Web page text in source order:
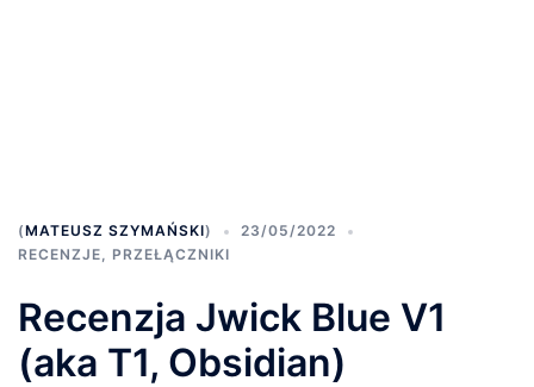
(MATEUSZ SZYMAŃSKI)
23/05/2022
RECENZJE, PRZEŁĄCZNIKI
Recenzja Jwick Blue V1
(aka T1, Obsidian)